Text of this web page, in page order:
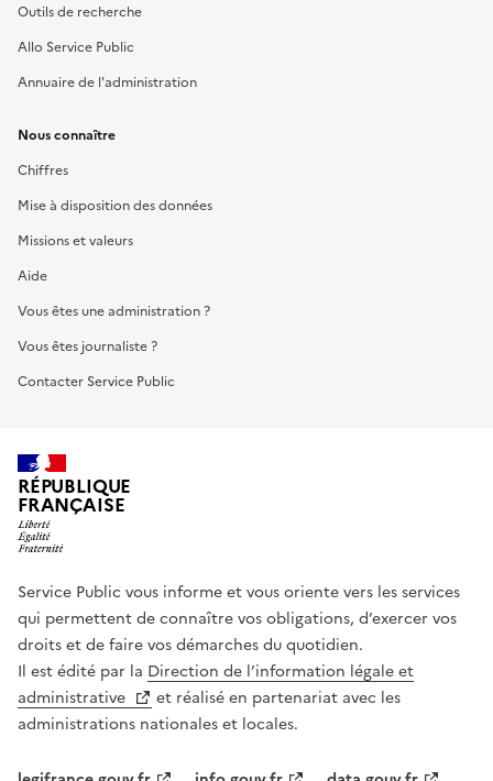
Outils de recherche
Allo Service Public
Annuaire de l'administration
Nous connaître
Chiffres
Mise à disposition des données
Missions et valeurs
Aide
Vous êtes une administration ?
Vous êtes journaliste ?
Contacter Service Public
RÉPUBLIQUE
FRANÇAISE
Service Public vous informe et vous oriente vers les services
qui permettent de connaître vos obligations, d’exercer vos
droits et de faire vos démarches du quotidien.
Il est édité par la Direction de l’information légale et
administrative
et réalisé en partenariat avec les
administrations nationales et locales.